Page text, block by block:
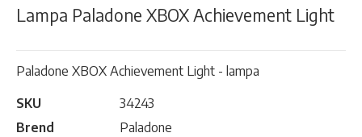
images
the
gallery
Lampa Paladone XBOX Achievement Light
Paladone XBOX Achievement Light - lampa
SKU
34243
Brend
Paladone